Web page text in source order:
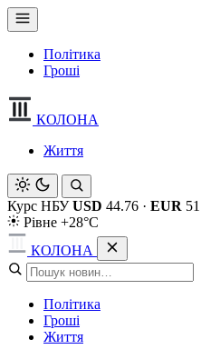
Політика
Гроші
КОЛОНА
Життя
Курс НБУ USD 44.76 · EUR
Рівне +28°C
КОЛОНА
Політика
Гроші
Життя